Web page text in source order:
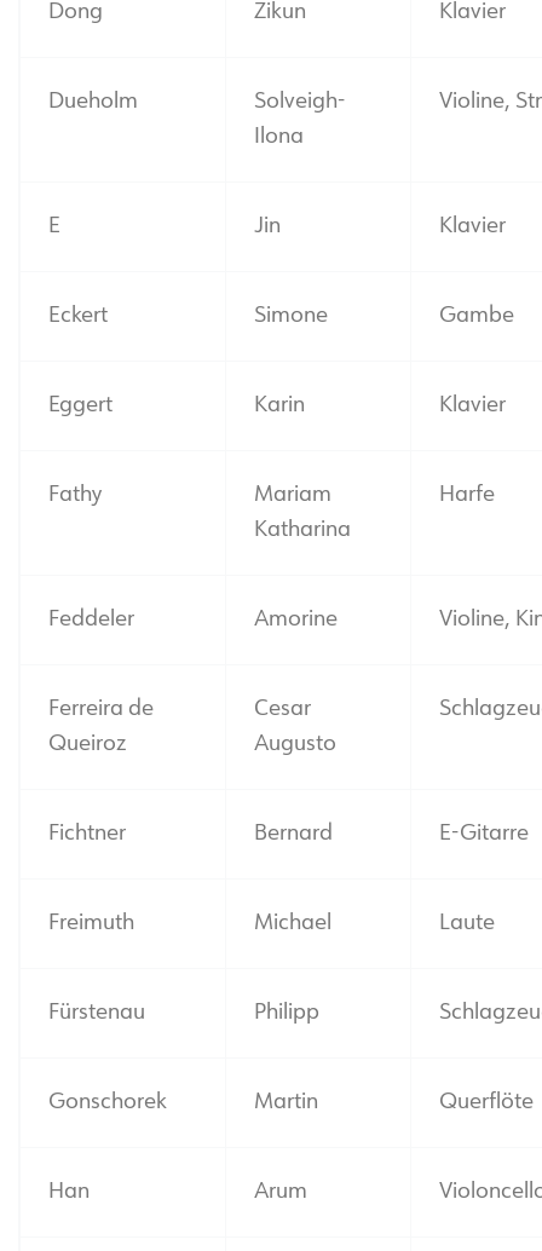
Dong Zikun Klavier
Dueholm
Solveigh-
Ilona
Violine,
E Jin Klavier
Eckert Simone Gambe
Eggert Karin Klavier
Fathy
Mariam
Katharina
Harfe
Feddeler Amorine Violine,
Ferreira de
Queiroz
Cesar
Augusto
Fichtner Bernard E-Gitarre
Freimuth Michael Laute
Fürstenau Philipp
Gonschorek Martin Querflöte
Han Arum